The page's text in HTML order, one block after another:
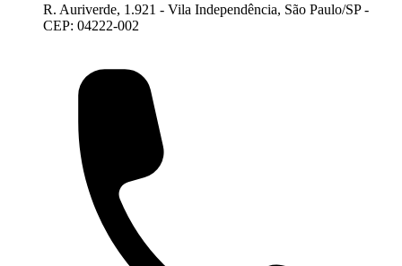
R. Auriverde, 1.921 - Vila Independência, São Paulo/SP -
CEP: 04222-002